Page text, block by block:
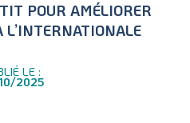
POUR AMÉLIORER
L’INTERNATIONALE
LE :
2025